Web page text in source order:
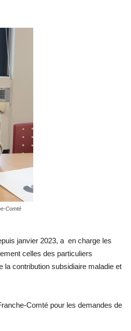
Comté
janvier 2023, a en charge les
celles des particuliers
la contribution subsidiaire maladie et
Comté pour les demandes de